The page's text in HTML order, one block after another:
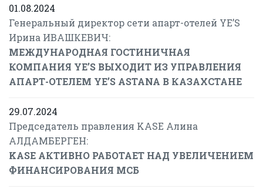
01.08.2024
Генеральный директор сети апарт-отелей YE’S
Ирина ИВАШКЕВИЧ:
МЕЖДУНАРОДНАЯ ГОСТИНИЧНАЯ
КОМПАНИЯ YE’S ВЫХОДИТ ИЗ УПРАВЛЕНИЯ
АПАРТ-ОТЕЛЕМ YE’S ASTANA В КАЗАХСТАНЕ
29.07.2024
Председатель правления KASE Алина
АЛДАМБЕРГЕН:
KASE АКТИВНО РАБОТАЕТ НАД УВЕЛИЧЕНИЕМ
ФИНАНСИРОВАНИЯ МСБ